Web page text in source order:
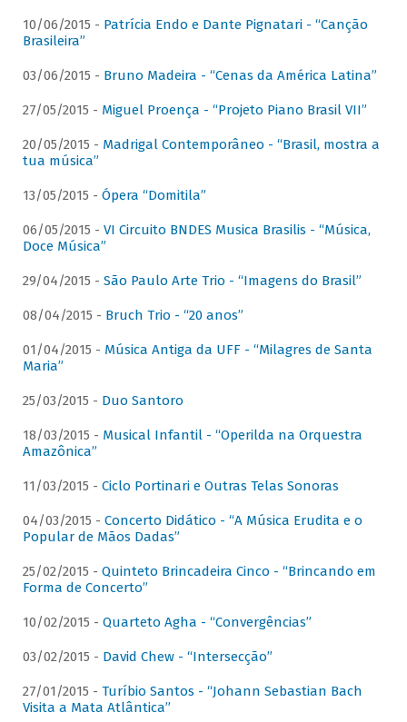
10/06/2015 - Patrícia Endo e Dante Pignatari - “Canção
Brasileira”
03/06/2015 - Bruno Madeira - “Cenas da América Latina”
27/05/2015 - Miguel Proença - “Projeto Piano Brasil VII”
20/05/2015 - Madrigal Contemporâneo - “Brasil, mostra a
tua música”
13/05/2015 - Ópera “Domitila”
06/05/2015 - VI Circuito BNDES Musica Brasilis - “Música,
Doce Música”
29/04/2015 - São Paulo Arte Trio - “Imagens do Brasil”
08/04/2015 - Bruch Trio - “20 anos”
01/04/2015 - Música Antiga da UFF - “Milagres de Santa
Maria”
25/03/2015 - Duo Santoro
18/03/2015 - Musical Infantil - “Operilda na Orquestra
Amazônica”
11/03/2015 - Ciclo Portinari e Outras Telas Sonoras
04/03/2015 - Concerto Didático - “A Música Erudita e o
Popular de Mãos Dadas”
25/02/2015 - Quinteto Brincadeira Cinco - “Brincando em
Forma de Concerto”
10/02/2015 - Quarteto Agha - “Convergências”
03/02/2015 - David Chew - “Intersecção”
27/01/2015 - Turíbio Santos - “Johann Sebastian Bach
Visita a Mata Atlântica”